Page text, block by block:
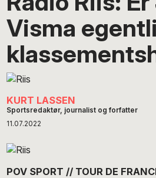
Visma
KURT LASSEN
Sportsredaktør, journalist og forfatter
11.07.2022
POV SPORT // TOUR DE